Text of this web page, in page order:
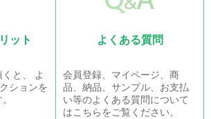
ット
と、 よ
ションを
よくある質問
会員登録、マイページ、商
品、納品、サンプル、お支払
い等のよくある質問について
はこちらをご覧ください。